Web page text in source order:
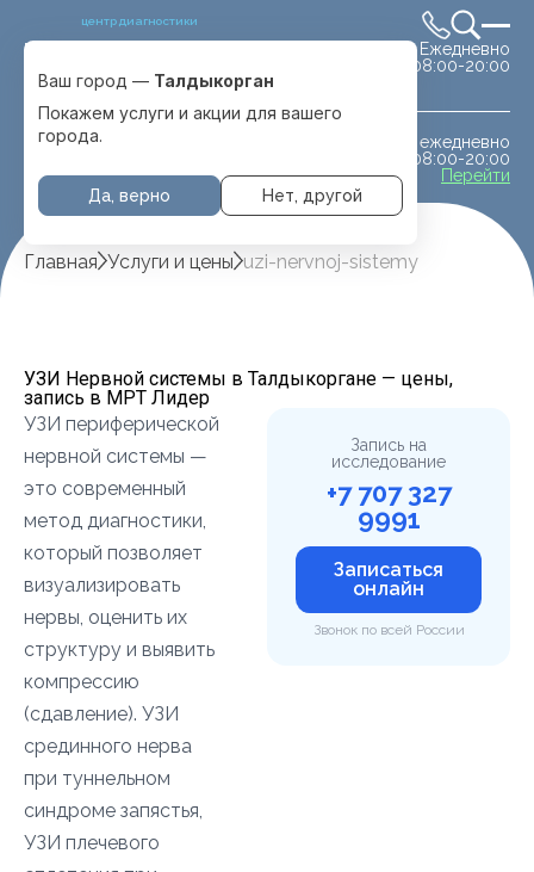
центр диагностики
Выбрать город
с. Отеген батыра
Ежедневно
08:00-20:00
ежедневно
08:00-20:00
Перейти
Ваш город — Талдыкорган
Покажем услуги и акции для вашего
города.
Да, верно Нет, другой
Главная Услуги и цены uzi-nervnoj-sistemy
УЗИ Нервной системы в Талдыкоргане — цены,
запись в МРТ Лидер
УЗИ периферической
нервной системы —
это современный
метод диагностики,
который позволяет
визуализировать
нервы, оценить их
структуру и выявить
компрессию
(сдавление). УЗИ
срединного нерва
при туннельном
синдроме запястья,
УЗИ плечевого
Запись на
исследование
+7 707 327
9991
Записаться
онлайн
Звонок по всей России